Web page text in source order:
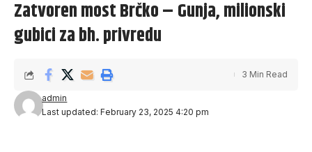
Zatvoren most Brčko – Gunja, milionski
gubici za bh. privredu
Last updated: February 23, 2025 4:20 pm
admin
3 Min Read